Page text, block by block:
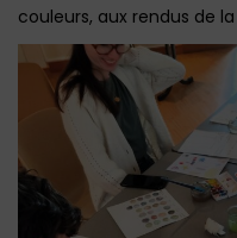
couleurs, aux rendus de